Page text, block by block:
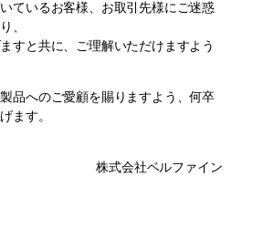
ているお客様、お取引先様にご迷惑
、
すと共に、ご理解いただけますよう
品へのご愛顧を賜りますよう、何卒
ます。
株式会社ベルファイン